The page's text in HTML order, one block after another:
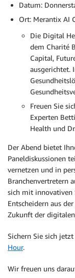
Datum:
Ort: Merantix AI
Die Digital
dem Charité
Capital,
ausgerichtet.
Freuen Sie
Experten
Health und
Der Abend bietet
Paneldiskussionen
vernetzen und in
Branchenvertretern
sich mit innovativen
Entscheidern aus
Zukunft der
Sichern Sie sich
Hour.
Wir freuen uns